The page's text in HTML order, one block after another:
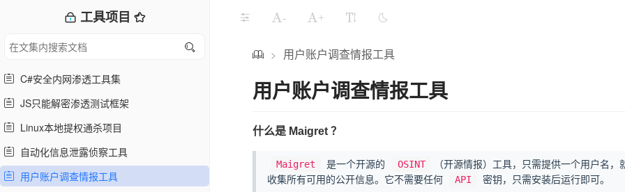
工具项目
C#安全内网渗透工具集
JS只能解密渗透测试框架
Linux本地提权通杀项目
自动化信息泄露侦察工具
用户账户调查情报工具
- +
> 用户账户调查情报工具
用户账户调查情报工具
什么是 Maigret ？
Maigret 是一个开源的 OSINT （开源情报）工具，只需提供一个用户名，
收集所有可用的公开信息。它不需要任何
API 密钥，只需安装后运行即可。